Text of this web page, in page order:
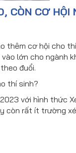
CÒN CƠ HỘI
thêm cơ hội cho
lớn cho ngành
đuổi.
thí sinh?
với hình thức
còn rất ít trường